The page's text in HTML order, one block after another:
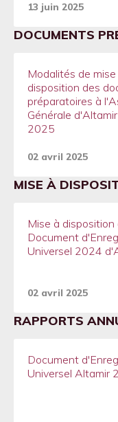
13 juin 2025
DOCUMENTS
Modalités de mise
disposition des
préparatoires à
Générale
2025
02 avril 2025
MISE À
Mise à disposition
Document
Universel 2024
02 avril 2025
RAPPORTS
Document
Universel Altamir